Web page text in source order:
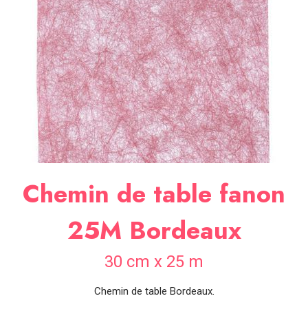
SOIRÉE
OCCASIONS
SPÉCIALES
TABLE
SALLE
CONTACT
Chemin de table fanon
25M Bordeaux
30 cm x 25 m
Chemin de table Bordeaux.